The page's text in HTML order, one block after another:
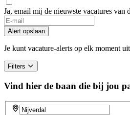
Ja, email mij de nieuwste vacatures van
Alert opslaan
Je kunt vacature-alerts op elk moment
Filters
Vind hier de baan die bij jou